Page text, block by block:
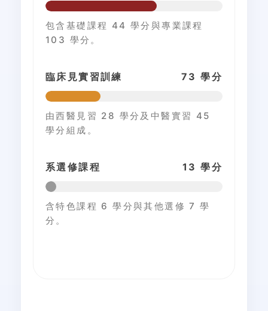
包含 基礎課程 44 學分 與專業課程
103 學分 。
臨床見實習訓練 73 學分
由西醫見習 28 學分 及 中醫實習 45
學分 組成。
系選修課程 13 學分
含特色課程 6 學分與其他選修 7 學
分 。